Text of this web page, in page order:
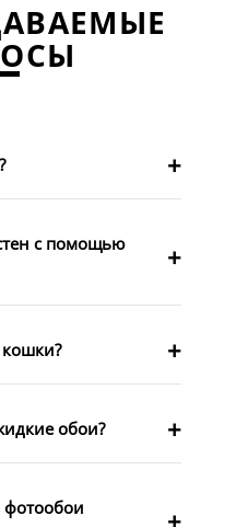
с помощью
обои?
фотообои